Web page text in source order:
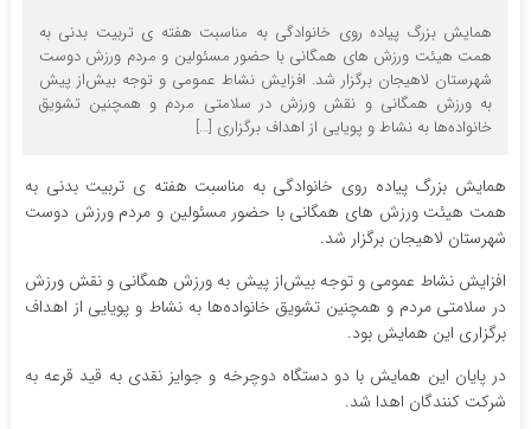
همایش بزرگ پیاده روی خانوادگی به مناسبت هفته ی تربیت بدنی به
همت هیئت ورزش های همگانی با حضور مسئولین و مردم ورزش دوست
شهرستان لاهیجان برگزار شد. افزایش نشاط عمومی و توجه بیش‌از پیش
به ورزش همگانی و نقش ورزش در سلامتی مردم و همچنین تشویق
خانواده‌ها به نشاط و پویایی از اهداف برگزاری […]
همایش بزرگ پیاده روی خانوادگی به مناسبت هفته ی تربیت بدنی به
همت هیئت ورزش های همگانی با حضور مسئولین و مردم ورزش دوست
شهرستان لاهیجان برگزار شد.
افزایش نشاط عمومی و توجه بیش‌از پیش به ورزش همگانی و نقش ورزش
در سلامتی مردم و همچنین تشویق خانواده‌ها به نشاط و پویایی از اهداف
برگزاری این همایش بود.
در پایان این همایش با دو دستگاه دوچرخه و جوایز نقدی به قید قرعه به
شرکت کنندگان اهدا شد.